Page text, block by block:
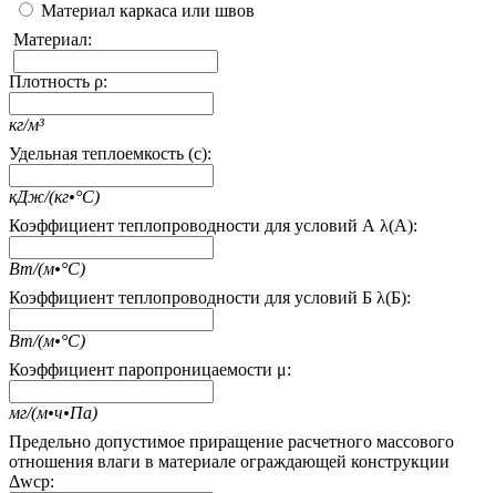
Материал каркаса или швов
Материал:
Плотность ρ:
кг/м³
Удельная теплоемкость (c):
кДж/(кг•°С)
Коэффициент теплопроводности для условий А λ(А):
Вт/(м•°С)
Коэффициент теплопроводности для условий Б λ(Б):
Вт/(м•°С)
Коэффициент паропроницаемости μ:
мг/(м•ч•Па)
Предельно допустимое приращение расчетного массового
отношения влаги в материале ограждающей конструкции
Δwcp: